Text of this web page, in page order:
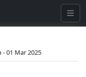
- 01 Mar 2025